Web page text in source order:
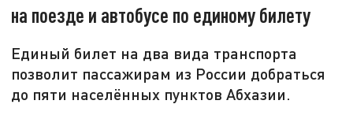
на поезде и автобусе по единому билету
Единый билет на два вида транспорта
позволит пассажирам из России добраться
до пяти населённых пунктов Абхазии.